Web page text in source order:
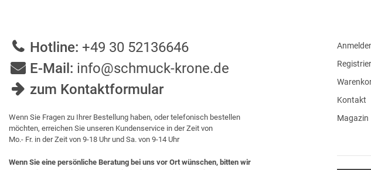
Hotline: +49 30 52136646
E-Mail: info@schmuck-krone.de
zum Kontaktformular
Wenn Sie Fragen zu Ihrer Bestellung haben, oder telefonisch bestellen
möchten, erreichen Sie unseren Kundenservice in der Zeit von
Mo.- Fr. in der Zeit von 9-18 Uhr und Sa. von 9-14 Uhr
Wenn Sie eine persönliche Beratung bei uns vor Ort wünschen, bitten wir
Kontakt
Magazin